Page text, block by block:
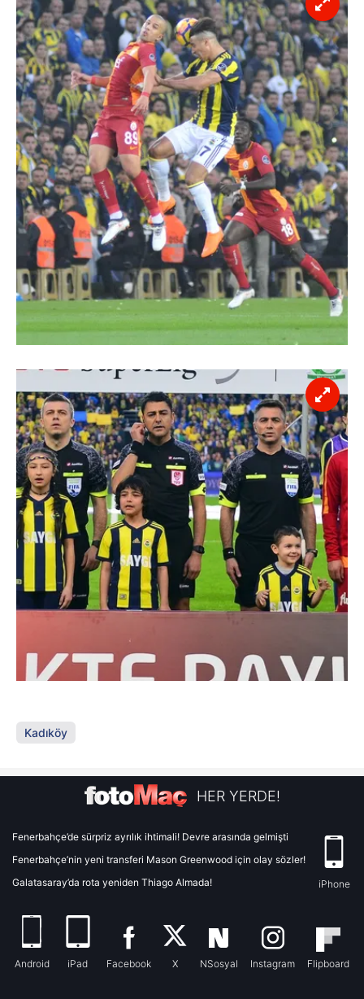
Kadıköy
HER YERDE!
Fenerbahçe’de sürpriz ayrılık ihtimali! Devre arasında gelmişti
Fenerbahçe’nin yeni transferi Mason Greenwood için olay sözler!
Galatasaray’da rota yeniden Thiago Almada!
iPhone
Android iPad Facebook X NSosyal Instagram Flipboard